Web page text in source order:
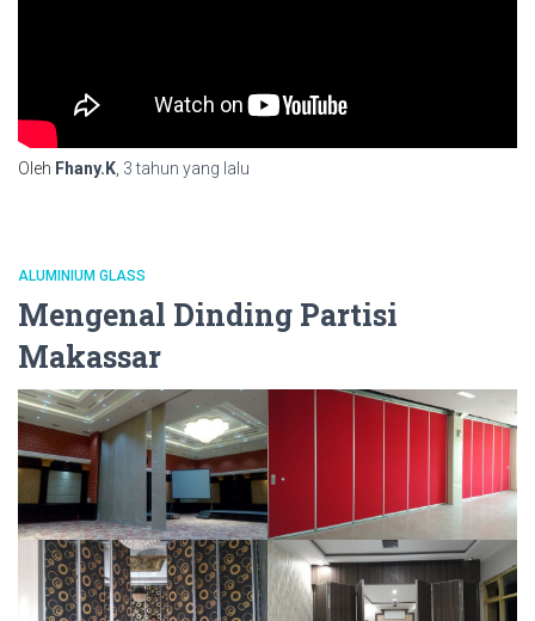
Oleh Fhany.K, 3 tahun yang lalu
ALUMINIUM GLASS
Mengenal Dinding Partisi
Makassar